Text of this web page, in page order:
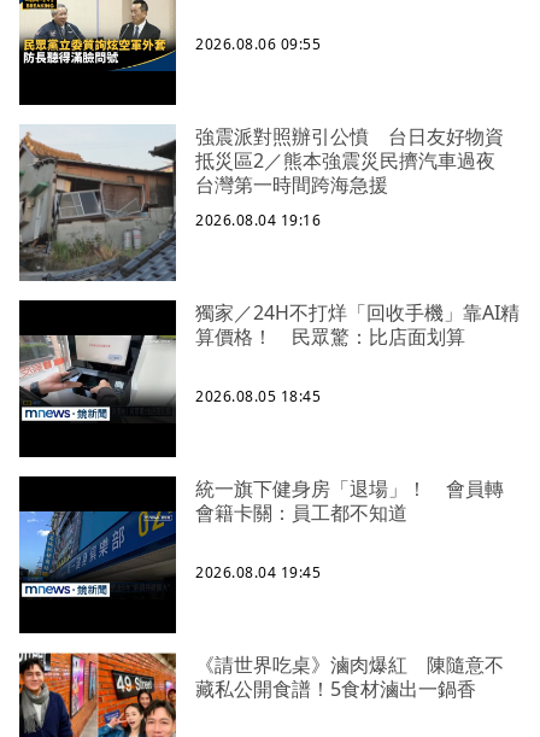
2026.08.06 09:55
強震派對照辦引公憤 台日友好物資
抵災區2／熊本強震災民擠汽車過夜
台灣第一時間跨海急援
2026.08.04 19:16
獨家／24H不打烊「回收手機」靠AI精
算價格！ 民眾驚：比店面划算
2026.08.05 18:45
統一旗下健身房「退場」！ 會員轉
會籍卡關：員工都不知道
2026.08.04 19:45
《請世界吃桌》滷肉爆紅 陳隨意不
藏私公開食譜！5食材滷出一鍋香